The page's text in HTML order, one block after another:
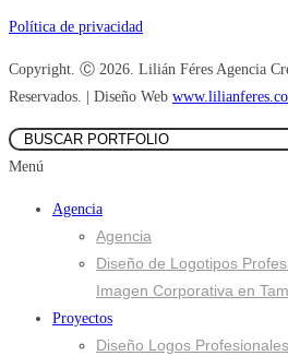
Política de privacidad
Copyright. Ⓒ 2026. Lilián Féres Agencia
Reservados. | Diseño Web
Menú
Agencia
Agencia
Diseño de Logotipos
Imagen Corporativa en
Proyectos
Diseño Logos